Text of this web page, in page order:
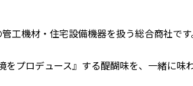
工機材・住宅設備機器を扱う総合商社です
プロデュース』する醍醐味を、一緒に味